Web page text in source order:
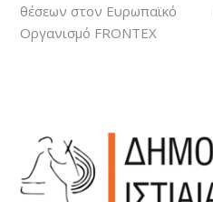
θέσεων στον Ευρωπαϊκό
Οργανισμό FRONTEX